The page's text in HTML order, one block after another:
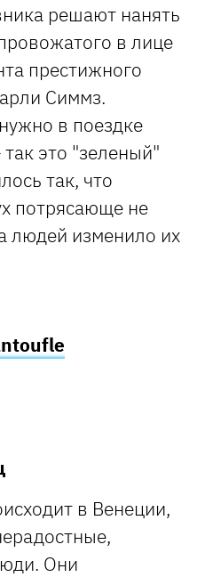
решают нанять
в лице
престижного
Симмз.
в поездке
это "зеленый"
так, что
потрясающе не
людей изменило их
в Венеции,
Они